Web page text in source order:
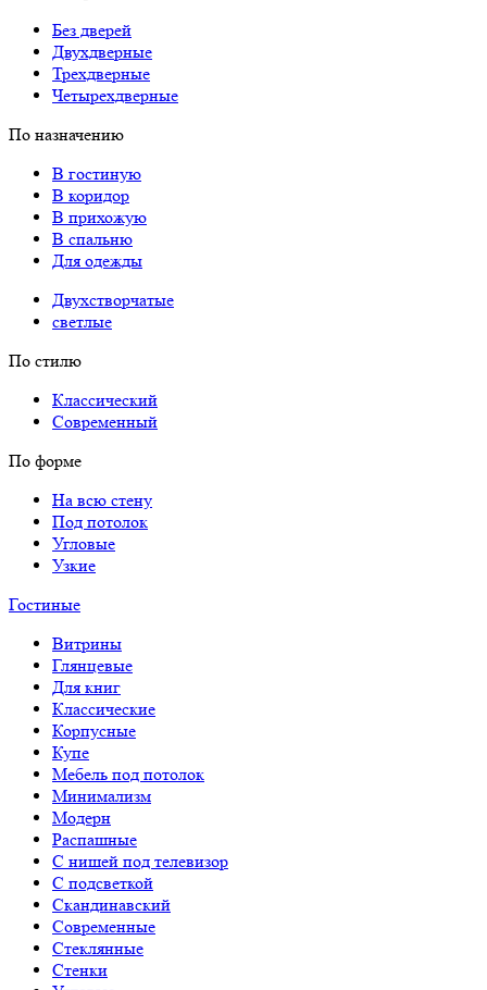
Без дверей
Двухдверные
Трехдверные
Четырехдверные
По назначению
В гостиную
В коридор
В прихожую
В спальню
Для одежды
Двухстворчатые
светлые
По стилю
Классический
Современный
По форме
На всю стену
Под потолок
Угловые
Узкие
Гостиные
Витрины
Глянцевые
Для книг
Классические
Корпусные
Купе
Мебель под потолок
Минимализм
Модерн
Распашные
С нишей под телевизор
С подсветкой
Скандинавский
Современные
Стеклянные
Стенки